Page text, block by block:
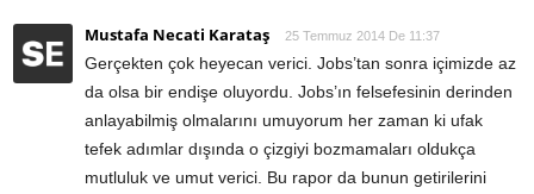
Mustafa Necati Karataş 25 Temmuz 2014 De 11:37
Gerçekten çok heyecan verici. Jobs’tan sonra içimizde az
da olsa bir endişe oluyordu. Jobs’ın felsefesinin derinden
anlayabilmiş olmalarını umuyorum her zaman ki ufak
tefek adımlar dışında o çizgiyi bozmamaları oldukça
mutluluk ve umut verici. Bu rapor da bunun getirilerini